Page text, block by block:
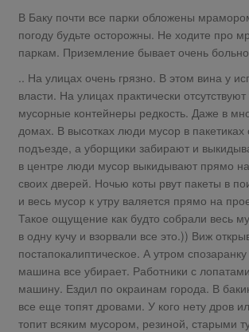
В Баку почти все парки обложены
погоду будьте осторожны. Не ходите про
паркам. Приземление бывает очень
.. На улицах очень грязно. В этом вина у
власти. На улицах практически
мусорные контейнеры редкость. Даже в
домах. В высотках люди мусор в пакетиках
подъезде, а уборщики забирают и
в центре люди мусор выкидывают прямо
своих дверей. Ночью коты рвут пакеты в
и весь мусор к утру валяется прямо на
Такое ощущение как будто собрали весь
в одну кучу и взорвали все это.)) Виж
постапокалиптическое. А утром
машина все убирает. Работники с
машину. Ездил по окраинам города. В
все еще топят дровами. У кого нету дров
топит всяким мусором, резиной, старыми